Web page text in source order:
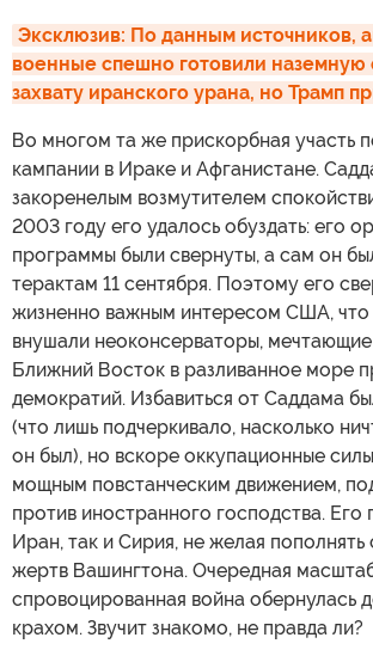
Эксклюзив: По данным источников,
военные спешно готовили
захвату иранского урана, но Трамп
Во многом та же прискорбная участь
кампании в Ираке и Афганистане.
закоренелым возмутителем
2003 году его удалось обуздать: его
программы были свернуты, а сам он
терактам 11 сентября. Поэтому его
жизненно важным интересом США, что
внушали неоконсерваторы, мечтающие
Ближний Восток в разливанное море
демократий. Избавиться от Саддама
(что лишь подчеркивало, насколько
он был), но вскоре оккупационные
мощным повстанческим движением,
против иностранного господства. Его
Иран, так и Сирия, не желая
жертв Вашингтона. Очередная
спровоцированная война обернулась
крахом. Звучит знакомо, не правда ли?